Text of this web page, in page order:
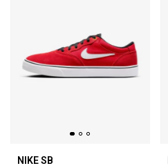
NIKE SB